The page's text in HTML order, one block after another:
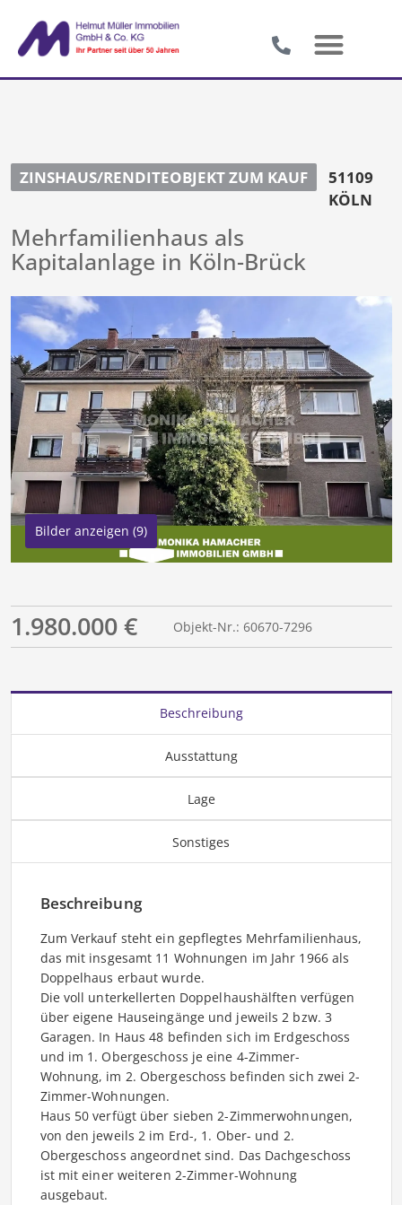
ZINSHAUS/RENDITEOBJEKT ZUM KAUF
51109
KÖLN
Mehrfamilienhaus als
Kapitalanlage in Köln-Brück
Bilder anzeigen (9)
1.980.000 € Objekt-Nr.: 60670-7296
Beschreibung
Ausstattung
Lage
Sonstiges
Beschreibung
Zum Verkauf steht ein gepflegtes Mehrfamilienhaus,
das mit insgesamt 11 Wohnungen im Jahr 1966 als
Doppelhaus erbaut wurde.
Die voll unterkellerten Doppelhaushälften verfügen
über eigene Hauseingänge und jeweils 2 bzw. 3
Garagen. In Haus 48 befinden sich im Erdgeschoss
und im 1. Obergeschoss je eine 4-Zimmer-
Wohnung, im 2. Obergeschoss befinden sich zwei 2-
Zimmer-Wohnungen.
Haus 50 verfügt über sieben 2-Zimmerwohnungen,
von den jeweils 2 im Erd-, 1. Ober- und 2.
Obergeschoss angeordnet sind. Das Dachgeschoss
ist mit einer weiteren 2-Zimmer-Wohnung
ausgebaut.